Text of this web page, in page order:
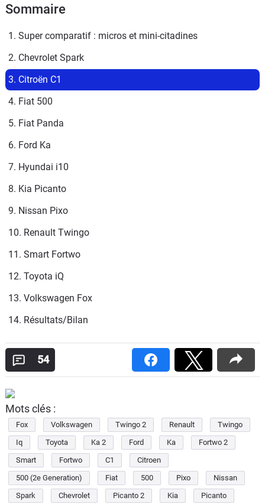
Sommaire
1. Super comparatif : micros et mini-citadines
2. Chevrolet Spark
3. Citroën C1
4. Fiat 500
5. Fiat Panda
6. Ford Ka
7. Hyundai i10
8. Kia Picanto
9. Nissan Pixo
10. Renault Twingo
11. Smart Fortwo
12. Toyota iQ
13. Volkswagen Fox
14. Résultats/Bilan
54
Mots clés :
Fox Volkswagen Twingo 2 Renault
Twingo
Iq
Toyota Ka 2 Ford Ka
Fortwo 2
Smart
Fortwo C1
Citroen
500 (2e Generation)
Fiat 500 Pixo
Nissan
Spark
Chevrolet Picanto 2 Kia
Picanto